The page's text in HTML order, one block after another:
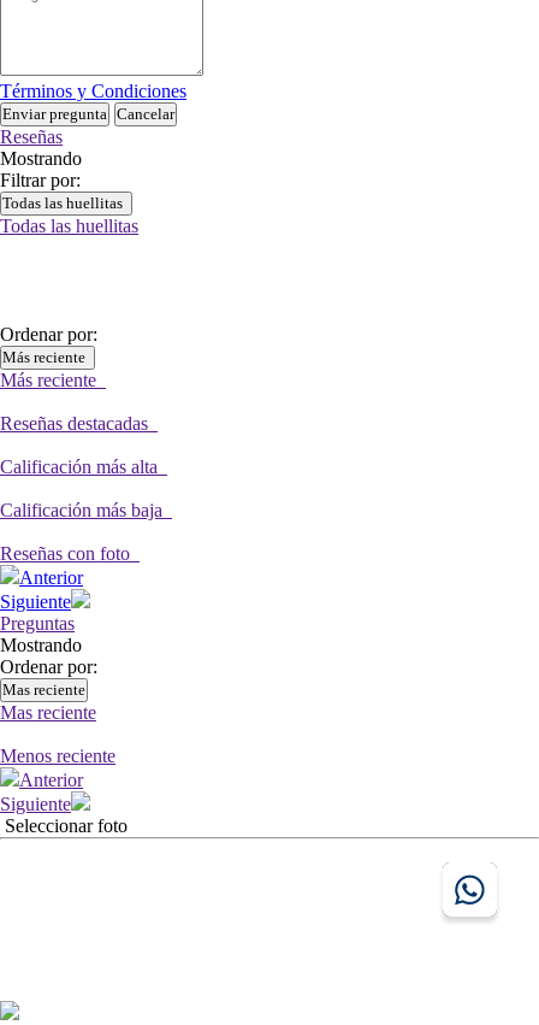
Términos y Condiciones
Enviar pregunta Cancelar
Reseñas
Mostrando
Filtrar por:
Todas las huellitas
Todas las huellitas
Ordenar por:
Más reciente
Más reciente
Reseñas destacadas
Calificación más alta
Calificación más baja
Reseñas con foto
Anterior
Siguiente
Preguntas
Mostrando
Ordenar por:
Mas reciente
Mas reciente
Menos reciente
Anterior
Siguiente
Seleccionar foto